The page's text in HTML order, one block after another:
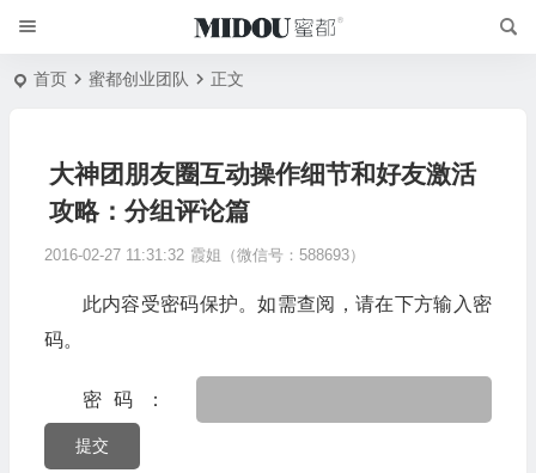
首页 蜜都创业团队 正文
大神团朋友圈互动操作细节和好友激活
攻略：分组评论篇
2016-02-27 11:31:32 霞姐（微信号：588693）
此内容受密码保护。如需查阅，请在下方输入密
码。
密码：